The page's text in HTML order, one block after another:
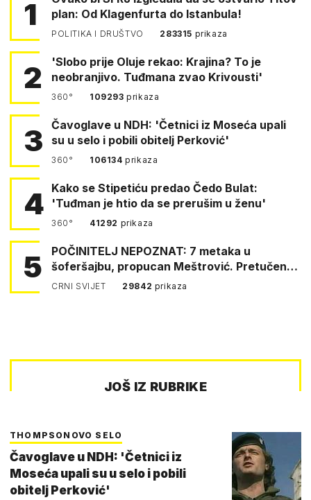
1
plan: Od Klagenfurta do Istanbula!
POLITIKA I DRUŠTVO 283315 prikaza
2
'Slobo prije Oluje rekao: Krajina? To je
neobranjivo. Tuđmana zvao Krivousti'
360° 109293prikaza
3
Čavoglave u NDH: 'Četnici iz Moseća upali
su u selo i pobili obitelj Perković'
360° 106134prikaza
4 Kako se Stipetiću predao Čedo Bulat:
'Tuđman je htio da se prerušim u ženu'
360° 41292 prikaza
5
POČINITELJ NEPOZNAT: 7 metaka u
šoferšajbu, propucan Meštrović. Pretučen
Pejin
CRNI SVIJET 29842 prikaza
JOŠ IZ RUBRIKE
THOMPSONOVO SELO
Čavoglave u NDH: 'Četnici iz
Moseća upali su u selo i pobili
obitelj Perković'